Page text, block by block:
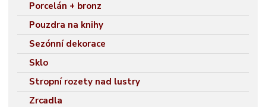
Porcelán + bronz
Pouzdra na knihy
Sezónní dekorace
Sklo
Stropní rozety nad lustry
Zrcadla